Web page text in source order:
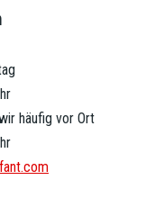
häufig vor Ort